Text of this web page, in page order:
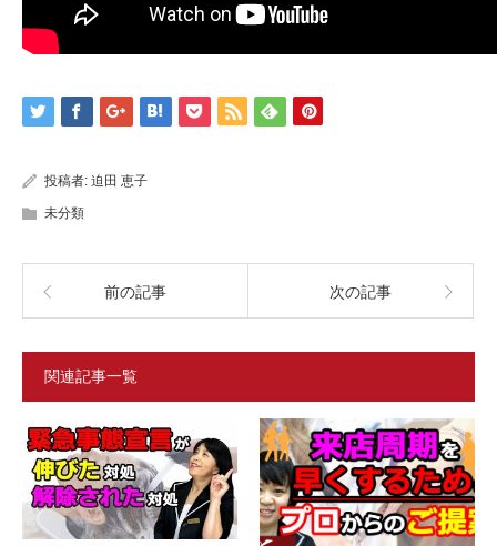
投稿者: 迫田 恵子
未分類
前の記事 次の記事
関連記事一覧